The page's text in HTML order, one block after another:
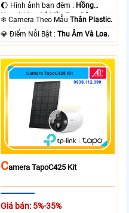
🌔 Hình ảnh ban đêm : Hồng
Ngoại 10m Có Màu Ban Ðêm.
❄ Camera Theo MẫuThân Plastic.
️💎 Điểm Nỗi Bật :Thu Âm Và Loa.
CAmera TapoC425 Kit
Giá bán: 5%-35%